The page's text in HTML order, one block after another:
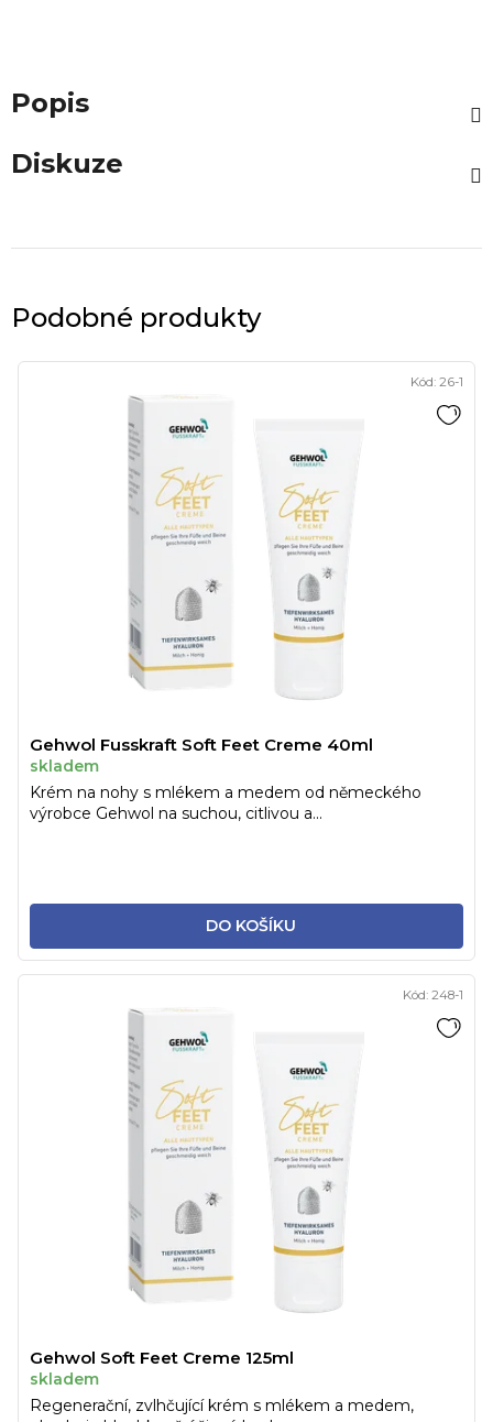
Popis
Diskuze
Podobné produkty
Gehwol Fusskraft Soft Feet Creme 40ml
skladem
DO KOŠÍKU
Krém na nohy s mlékem a medem od německého
výrobce Gehwol na suchou, citlivou a...
Kód: 26-1
Gehwol Soft Feet Creme 125ml
skladem
Regenerační, zvlhčující krém s mlékem a medem,
Kód: 248-1